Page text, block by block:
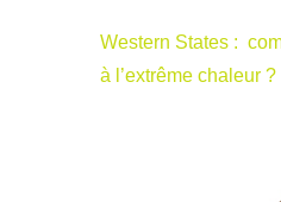
Western States :
à l’extrême chaleur ?